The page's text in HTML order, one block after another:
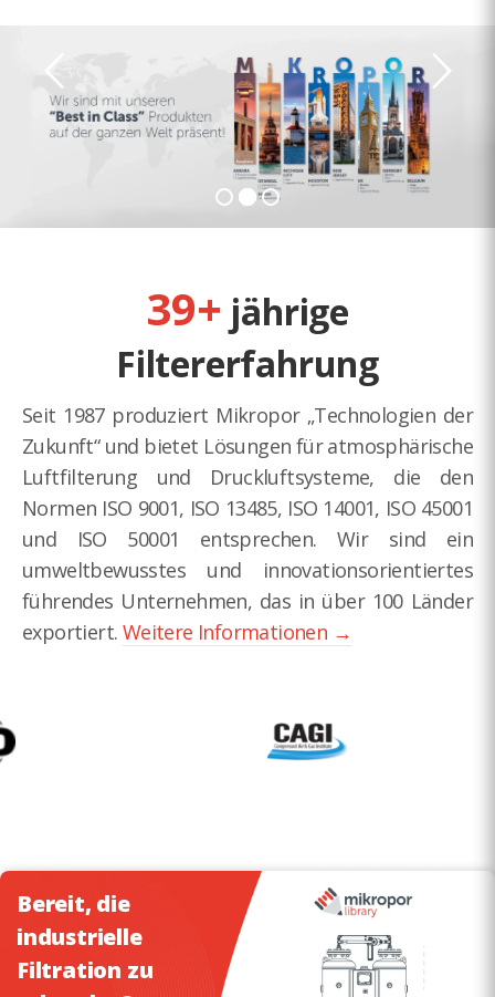
39+ jährige
Filtererfahrung
Seit 1987 produziert Mikropor „Technologien der
Zukunft“ und bietet Lösungen für atmosphärische
Luftfilterung und Druckluftsysteme, die den
Normen ISO 9001, ISO 13485, ISO 14001, ISO 45001
und ISO 50001 entsprechen. Wir sind ein
umweltbewusstes und innovationsorientiertes
führendes Unternehmen, das in über 100 Länder
exportiert. Weitere Informationen →
Bereit, die
industrielle
Filtration zu